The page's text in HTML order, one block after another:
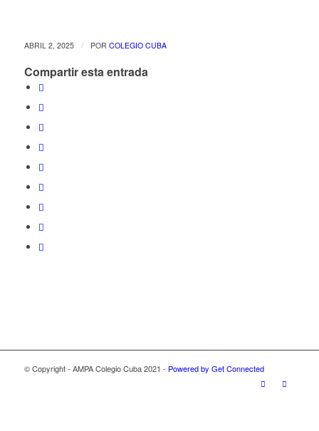
ABRIL 2, 2025 / POR COLEGIO CUBA
Compartir esta entrada
© Copyright - AMPA Colegio Cuba 2021 - Powered by Get Connected